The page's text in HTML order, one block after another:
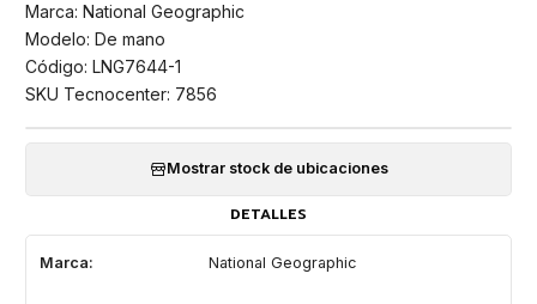
Marca: National Geographic
Modelo: De mano
Código: LNG7644-1
SKU Tecnocenter: 7856
Mostrar stock de ubicaciones
DETALLES
Marca: National Geographic